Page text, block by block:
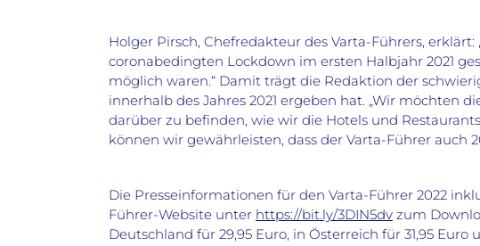
Holger Pirsch, Chefredakteur des Varta-Führers,
coronabedingten Lockdown im ersten Halbjahr 2021
möglich waren.“ Damit trägt die Redaktion der
innerhalb des Jahres 2021 ergeben hat. „Wir
darüber zu befinden, wie wir die Hotels und
können wir gewährleisten, dass der Varta-Führer auch
Die Presseinformationen für den Varta-Führer 2022
Führer-Website unter https://bit.ly/3DIN5dvzum
Deutschland für 29,95 Euro, in Österreich für 31,95